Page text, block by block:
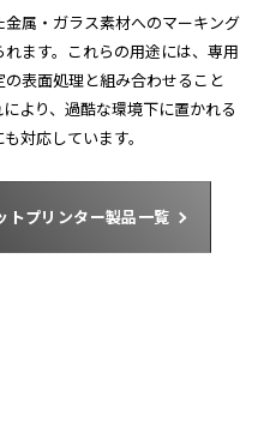
属・ガラス素材へのマーキング
ます。これらの用途には、専用
表面処理と組み合わせること
より、過酷な環境下に置かれる
対応しています。
トプリンター製品一覧